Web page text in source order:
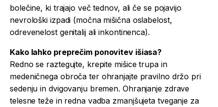
bolečine, ki trajajo več tednov, ali če se pojavijo
nevrološki izpadi (močna mišična oslabelost,
odrevenelost genitalij ali inkontinenca).
Kako lahko preprečim ponovitev išiasa?
Redno se raztegujte, krepite mišice trupa in
medeničnega obroča ter ohranjajte pravilno držo pri
sedenju in dvigovanju bremen. Ohranjanje zdrave
telesne teže in redna vadba zmanjšujeta tveganje za